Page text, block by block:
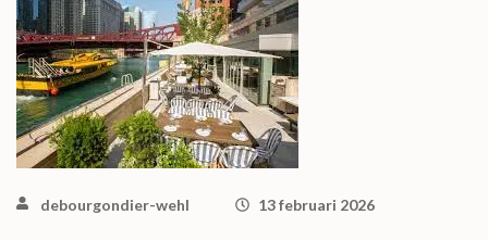
debourgondier-wehl 13 februari 2026